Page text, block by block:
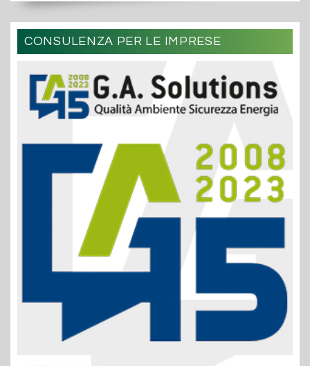
CONSULENZA PER LE IMPRESE